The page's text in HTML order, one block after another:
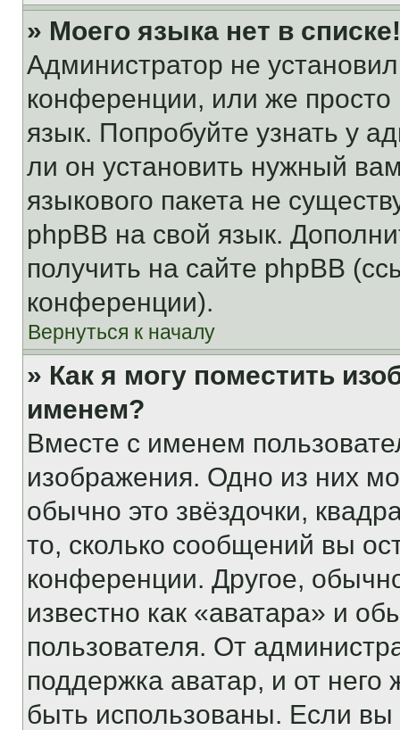
» Моего языка нет в списке!
Администратор не
конференции, или же
язык. Попробуйте узнать у
ли он установить нужный
языкового пакета не
phpBB на свой язык.
получить на сайте phpBB
конференции).
Вернуться к началу
» Как я могу поместить
именем?
Вместе с именем
изображения. Одно из них
обычно это звёздочки,
то, сколько сообщений вы
конференции. Другое,
известно как «аватара» и
пользователя. От
поддержка аватар, и от него
быть использованы. Если